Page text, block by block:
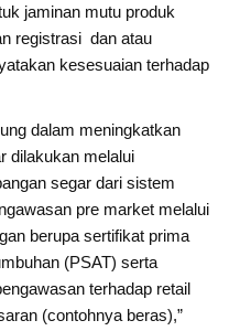
jaminan mutu produk
registrasi dan atau
kesesuaian terhadap
dalam meningkatkan
dilakukan melalui
segar dari sistem
pre market melalui
berupa sertifikat prima
(PSAT) serta
terhadap retail
(contohnya beras),”